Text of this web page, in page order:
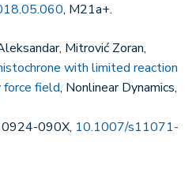
, M21a+.
Mitrović Zoran,
with limited reaction
force field, Nonlinear Dynamics,
0924-090X, 10.1007/s11071-